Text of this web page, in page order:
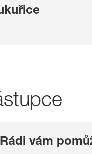
Rádi vám